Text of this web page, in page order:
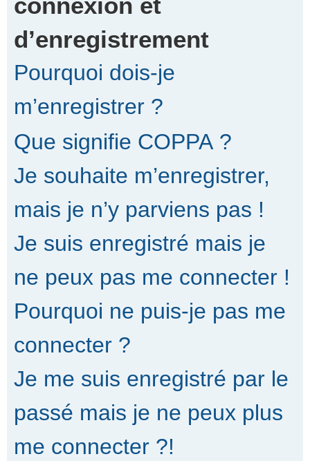
d’enregistrement
Pourquoi dois-je
m’enregistrer ?
Que signifie COPPA ?
Je souhaite m’enregistrer,
mais je n’y parviens pas !
Je suis enregistré mais je
ne peux pas me connecter !
Pourquoi ne puis-je pas me
connecter ?
Je me suis enregistré par le
passé mais je ne peux plus
me connecter ?!